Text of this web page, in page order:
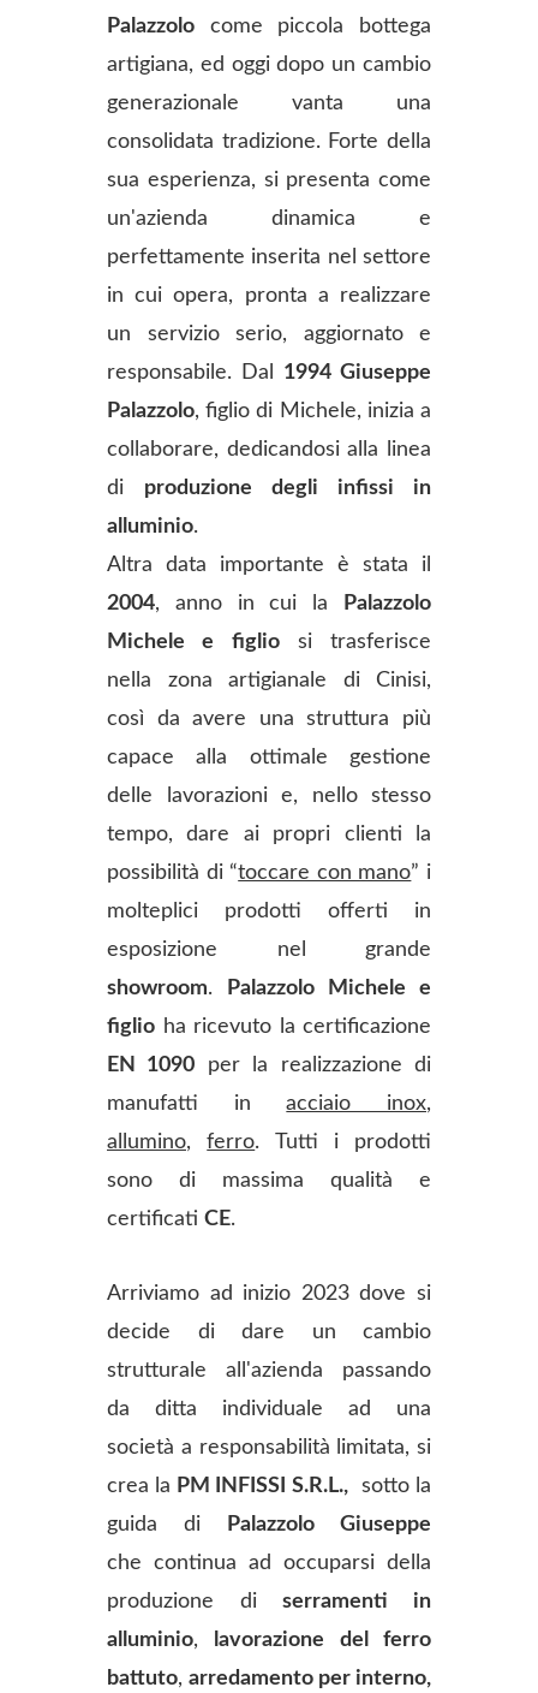
Palazzolo come piccola bottega
artigiana, ed oggi dopo un cambio
generazionale vanta una
consolidata tradizione. Forte della
sua esperienza, si presenta come
un'azienda dinamica e
perfettamente inserita nel settore
in cui opera, pronta a realizzare
un servizio serio, aggiornato e
responsabile. Dal 1994 Giuseppe
Palazzolo, figlio di Michele, inizia a
collaborare, dedicandosi alla linea
di produzione degli infissi in
alluminio.
Altra data importante è stata il
2004, anno in cui la
Palazzolo
Michele e figliosi trasferisce
nella zona artigianale di Cinisi,
così da avere una struttura più
capace alla ottimale gestione
delle lavorazioni e, nello stesso
tempo, dare ai propri clienti la
possibilità di “toccare con mano” i
molteplici prodotti offerti in
esposizione nel grande
showroom.
Palazzolo Michele e
figlio ha ricevuto la certificazione
EN 1090 per la realizzazione di
manufatti inacciaio inox,
allumino,ferro. Tutti i prodotti
sono di massima qualità e
certificati CE.
Arriviamo ad inizio 2023 dove si
decide di dare un cambio
strutturale all'azienda passando
da ditta individuale ad una
società a responsabilità limitata, si
crea la PM INFISSI S.R.L.,sotto la
guida di Palazzolo Giuseppe
che continua ad occuparsi della
produzione diserramenti in
alluminio,
lavorazione del ferro
battuto, arredamento per interno,